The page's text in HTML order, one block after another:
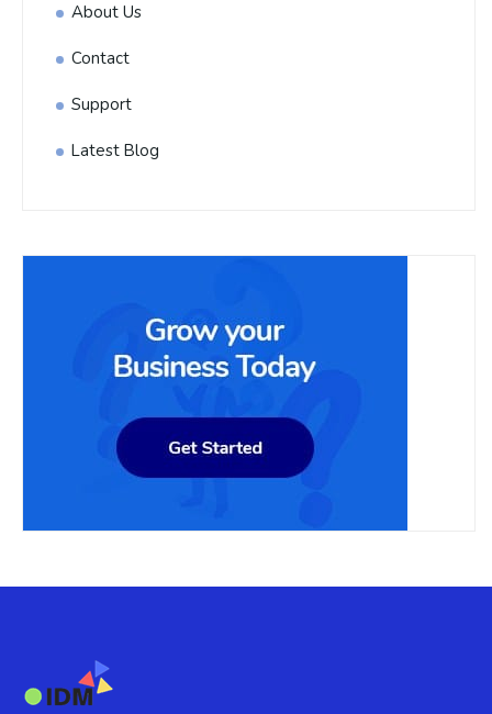
About Us
Contact
Support
Latest Blog